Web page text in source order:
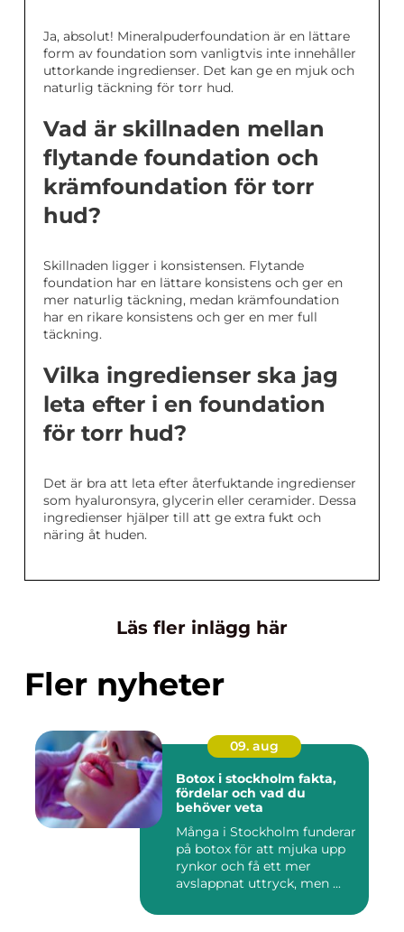
Ja, absolut! Mineralpuderfoundation är en lättare
form av foundation som vanligtvis inte innehåller
uttorkande ingredienser. Det kan ge en mjuk och
naturlig täckning för torr hud.
Vad är skillnaden mellan
flytande foundation och
krämfoundation för torr
hud?
Skillnaden ligger i konsistensen. Flytande
foundation har en lättare konsistens och ger en
mer naturlig täckning, medan krämfoundation
har en rikare konsistens och ger en mer full
täckning.
Vilka ingredienser ska jag
leta efter i en foundation
för torr hud?
Det är bra att leta efter återfuktande ingredienser
som hyaluronsyra, glycerin eller ceramider. Dessa
ingredienser hjälper till att ge extra fukt och
näring åt huden.
Läs fler inlägg här
Fler nyheter
09. aug
Botox i stockholm fakta,
fördelar och vad du
behöver veta
Många i Stockholm funderar
på botox för att mjuka upp
rynkor och få ett mer
avslappnat uttryck, men ...